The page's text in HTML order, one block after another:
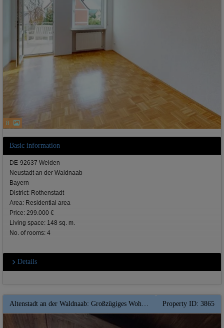
8
Basic information
DE-92637 Weiden
Neustadt an der Waldnaab
Bayern
District: Rothenstadt
Area: Residential area
Price: 299.000 €
Living space: 148 sq. m.
No. of rooms: 4
Details
Altenstadt an der Waldnaab: Großzügiges Wohnhaus mit Balkon und weitläufigen Garten ** Kaminofen ** Wärmepumpe Property ID: 3865